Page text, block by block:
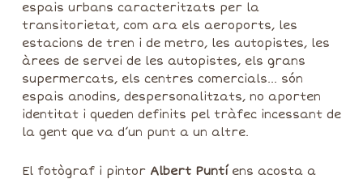
espais urbans caracteritzats per la
transitorietat, com ara els aeroports, les
estacions de tren i de metro, les autopistes, les
àrees de servei de les autopistes, els grans
supermercats, els centres comercials… són
espais anodins, despersonalitzats, no aporten
identitat i queden definits pel tràfec incessant de
la gent que va d’un punt a un altre.
El fotògraf i pintor Albert Puntíens acosta a